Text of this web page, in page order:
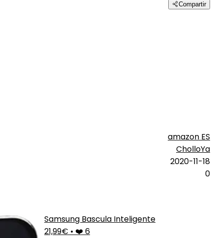
Compartir
amazon ES
CholloYa
2020-11-18
0
Samsung Bascula Inteligente
21,99€ • ❤️ 6